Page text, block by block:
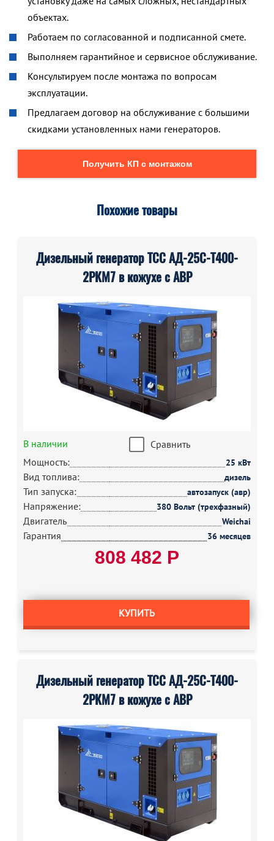
объектах.
Работаем по согласованной и подписанной смете.
Выполняем гарантийное и сервисное обслуживание.
Консультируем после монтажа по вопросам
эксплуатации.
Предлагаем договор на обслуживание с большими
скидками установленных нами генераторов.
Получить КП с монтажом
Похожие товары
Дизельный генератор ТСС АД-25С-Т400-
2РКМ7 в кожухе с АВР
В наличии
Сравнить
Мощность:
25 кВт
Вид топлива: дизель
Тип запуска: автозапуск (авр)
Напряжение: 380 Вольт (трехфазный)
Двигатель Weichai
Гарантия 36 месяцев
808 482 Р
КУПИТЬ
Дизельный генератор ТСС АД-25С-Т400-
2РКМ7 в кожухе с АВР